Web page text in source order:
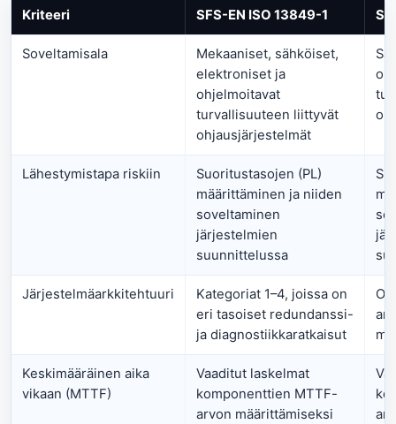
Kriteeri SFS-EN ISO 13849-1
Soveltamisala
Mekaaniset, sähköiset,
elektroniset ja
ohjelmoitavat
turvallisuuteen liittyvät
ohjausjärjestelmät
Lähestymistapa riskiin
Suoritustasojen (PL)
määrittäminen ja niiden
soveltaminen
järjestelmien
suunnittelussa
Järjestelmäarkkitehtuuri
Kategoriat 1–4, joissa on
eri tasoiset redundanssi-
ja diagnostiikkaratkaisut
Keskimääräinen aika
vikaan (MTTF)
Vaaditut laskelmat
komponenttien MTTF-
arvon määrittämiseksi